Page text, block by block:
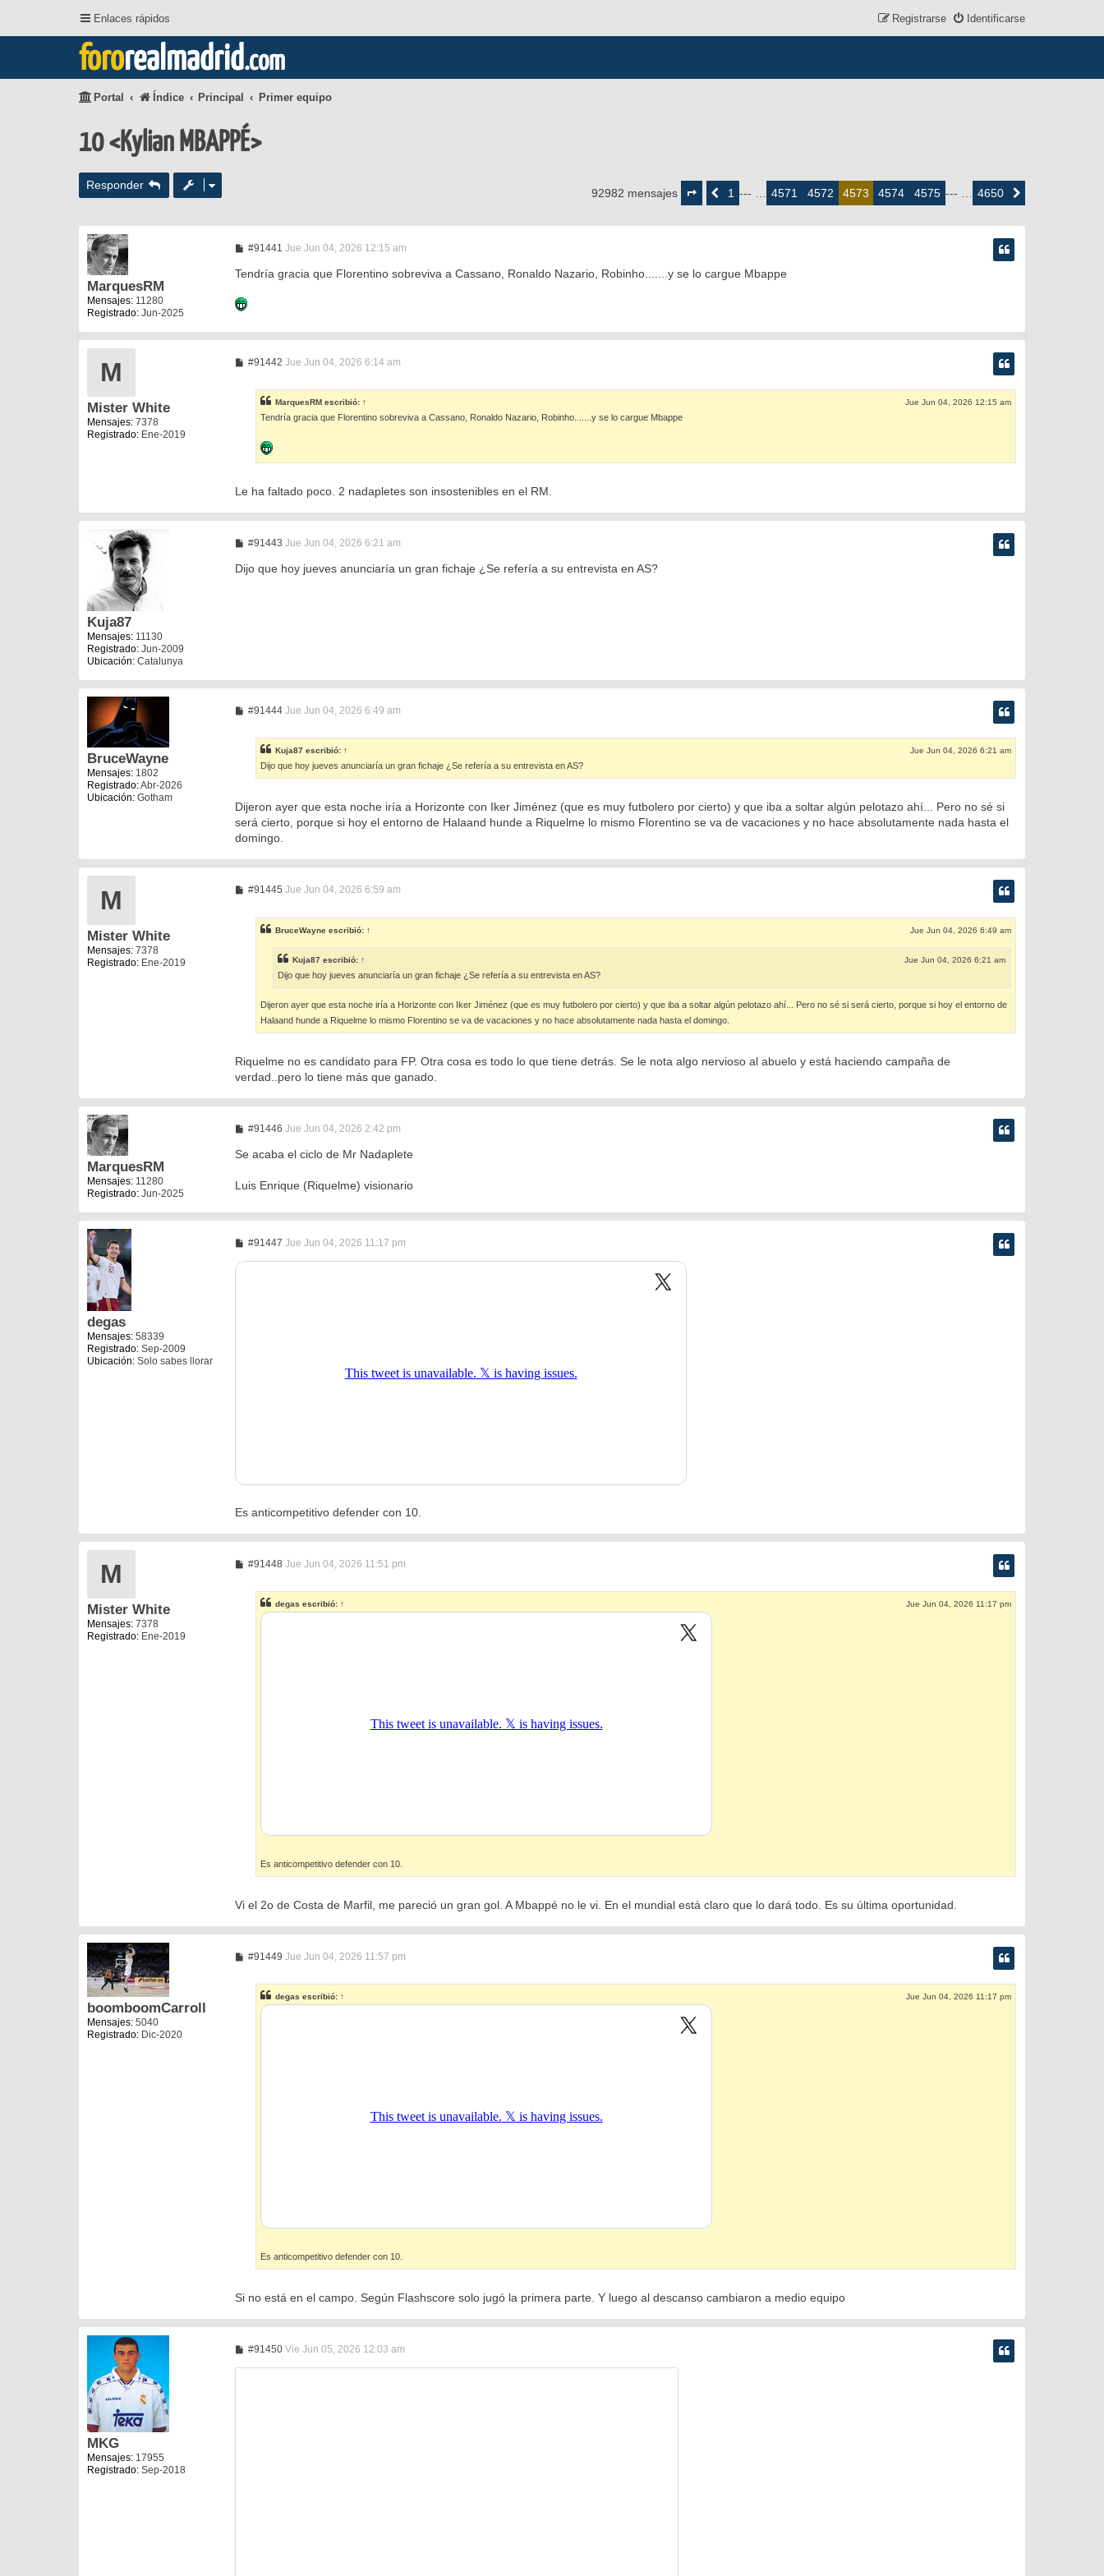
Enlaces rápidos Identificarse
Registrarse
fororealmadrid.com
Portal Índice Principal Primer equipo
10 <Kylian MBAPPÉ>
Responder
92982 mensajes
deAnterior1 --- … 4571 4572 4573 4574 4575 --- … 4650Siguiente
MarquesRM
Mensajes: 11280
Registrado: Jun-2025
#91441 M
n
s
Jue Jun 04, 2026 12:15 am
Tendría gracia que Florentino sobreviva a Cassano, Ronaldo Nazario, Robinho.......y se lo cargue Mbappe
M
Mister White
Mensajes: 7378
Registrado: Ene-2019
#91442M
a
j
Jue Jun 04, 2026 6:14 am
MarquesRM escribió: ↑ Jue Jun 04, 2026 12:15 am
Tendría gracia que Florentino sobreviva a Cassano, Ronaldo Nazario, Robinho.......y se lo cargue Mbappe
Le ha faltado poco. 2 nadapletes son insostenibles en el RM.
Kuja87
Mensajes: 11130
Registrado: Jun-2009
Ubicación: Catalunya
#91443M
n
Jue Jun 04, 2026 6:21 am
Dijo que hoy jueves anunciaría un gran fichaje ¿Se refería a su entrevista en AS?
BruceWayne
Mensajes: 1802
Registrado:Abr-2026
Ubicación: Gotham
#91444M
a
j
e
Jue Jun 04, 2026 6:49 am
Kuja87 escribió: ↑ Jue Jun 04, 2026 6:21 am
Dijo que hoy jueves anunciaría un gran fichaje ¿Se refería a su entrevista en AS?
Dijeron ayer que esta noche iría a Horizonte con Iker Jiménez (que es muy futbolero por cierto) y que iba a soltar algún pelotazo ahí... Pero no sé si
será cierto, porque si hoy el entorno de Halaand hunde a Riquelme lo mismo Florentino se va de vacaciones y no hace absolutamente nada hasta el
domingo.
M
Mister White
Mensajes: 7378
Registrado: Ene-2019
#91445M
a
j
e
Jue Jun 04, 2026 6:59 am
BruceWayne escribió: ↑ Jue Jun 04, 2026 6:49 am
Kuja87 escribió: ↑ Jue Jun 04, 2026 6:21 am
Dijo que hoy jueves anunciaría un gran fichaje ¿Se refería a su entrevista en AS?
Dijeron ayer que esta noche iría a Horizonte con Iker Jiménez (que es muy futbolero por cierto) y que iba a soltar algún pelotazo ahí... Pero no sé si será cierto, porque si hoy el entorno de
Halaand hunde a Riquelme lo mismo Florentino se va de vacaciones y no hace absolutamente nada hasta el domingo.
Riquelme no es candidato para FP. Otra cosa es todo lo que tiene detrás. Se le nota algo nervioso al abuelo y está haciendo campaña de
verdad..pero lo tiene más que ganado.
MarquesRM
Mensajes: 11280
Registrado: Jun-2025
#91446M
n
j
Jue Jun 04, 2026 2:42 pm
Se acaba el ciclo de Mr Nadaplete
Luis Enrique (Riquelme) visionario
degas
Mensajes: 58339
Registrado: Sep-2009
Ubicación: Solo sabes llorar
#91447M
n
Jue Jun 04, 2026 11:17 pm
Es anticompetitivo defender con 10.
M
Mister White
Mensajes: 7378
Registrado: Ene-2019
#91448M
a
Jue Jun 04, 2026 11:51 pm
degas escribió: ↑ Jue Jun 04, 2026 11:17 pm
Es anticompetitivo defender con 10.
Vi el 2o de Costa de Marfil, me pareció un gran gol. A Mbappé no le vi. En el mundial está claro que lo dará todo. Es su última oportunidad.
boomboomCarroll
Mensajes: 5040
Registrado: Dic-2020
#91449M
a
Jue Jun 04, 2026 11:57 pm
degas escribió: ↑ Jue Jun 04, 2026 11:17 pm
Es anticompetitivo defender con 10.
Si no está en el campo. Según Flashscore solo jugó la primera parte. Y luego al descanso cambiaron a medio equipo
MKG
Mensajes: 17955
Registrado: Sep-2018
#91450M
n
Vie Jun 05, 2026 12:03 am